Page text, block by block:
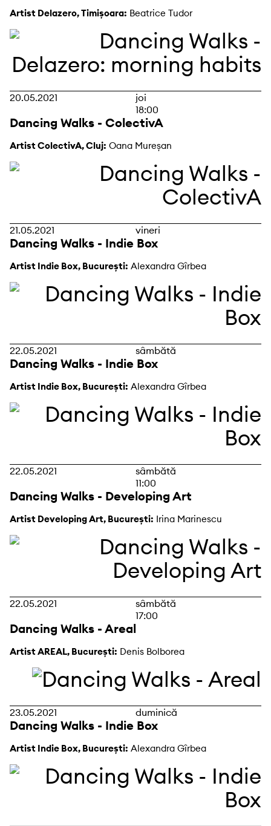
Artist Delazero, Timișoara: Beatrice Tudor
20.05.2021
joi
18:00
Dancing Walks - ColectivA
Artist ColectivA, Cluj: Oana Mureșan
21.05.2021 vineri
Dancing Walks - Indie Box
Artist Indie Box, București: Alexandra Gîrbea
22.05.2021 sâmbătă
Dancing Walks - Indie Box
Artist Indie Box, București: Alexandra Gîrbea
22.05.2021
sâmbătă
11:00
Dancing Walks - Developing Art
Artist Developing Art, București: Irina Marinescu
22.05.2021
sâmbătă
17:00
Dancing Walks - Areal
Artist AREAL, București: Denis Bolborea
23.05.2021 duminică
Dancing Walks - Indie Box
Artist Indie Box, București: Alexandra Gîrbea